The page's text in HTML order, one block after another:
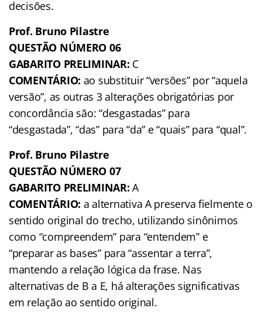
decisões.
Prof. Bruno Pilastre
QUESTÃO NÚMERO 06
GABARITO PRELIMINAR: C
COMENTÁRIO: ao substituir “versões” por “aquela
versão”, as outras 3 alterações obrigatórias por
concordância são: “desgastadas” para
“desgastada”, “das” para “da” e “quais” para “qual”.
Prof. Bruno Pilastre
QUESTÃO NÚMERO 07
GABARITO PRELIMINAR:A
COMENTÁRIO: a alternativa A preserva fielmente o
sentido original do trecho, utilizando sinônimos
como “compreendem” para “entendem” e
“preparar as bases” para “assentar a terra”,
mantendo a relação lógica da frase. Nas
alternativas de B a E, há alterações significativas
em relação ao sentido original.